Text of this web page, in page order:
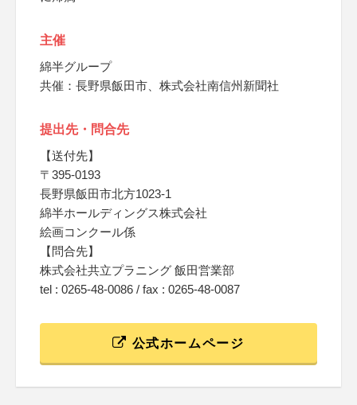
主催
綿半グループ
共催：長野県飯田市、株式会社南信州新聞社
提出先・問合先
【送付先】
〒395-0193
長野県飯田市北方1023-1
綿半ホールディングス株式会社
絵画コンクール係
【問合先】
株式会社共立プラニング 飯田営業部
tel : 0265-48-0086 / fax : 0265-48-0087
公式ホームページ